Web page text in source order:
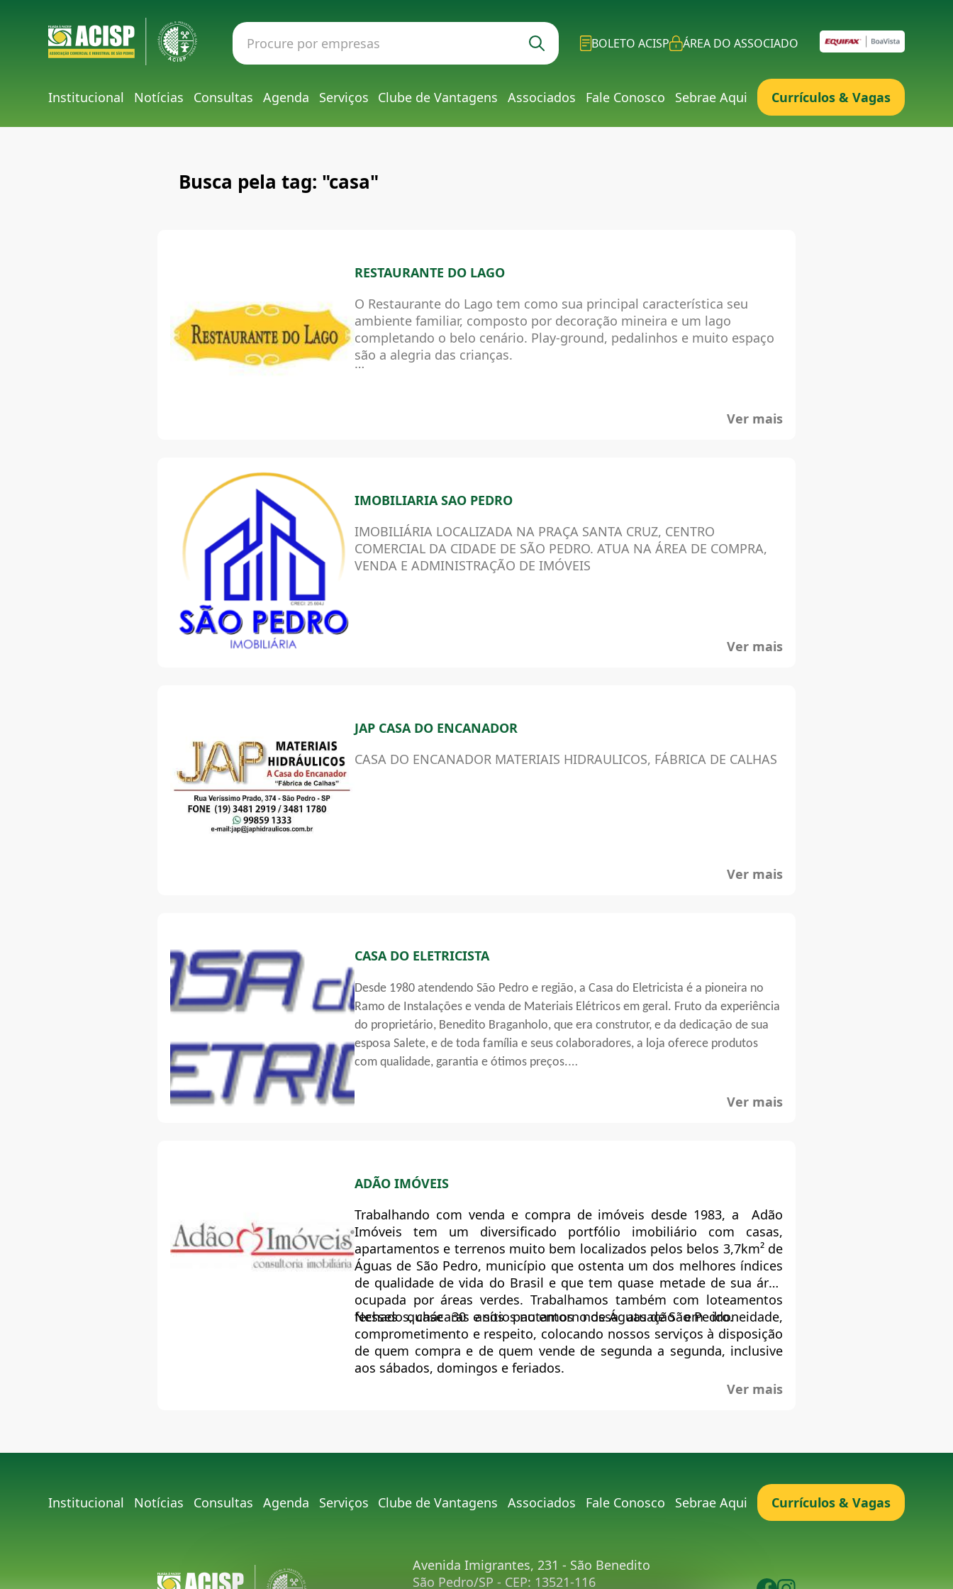
BOLETO ACISP ÁREA DO ASSOCIADO
Institucional Notícias Consultas Agenda Serviços Clube de Vantagens Associados Fale Conosco Sebrae Aqui Currículos & Vagas
Busca pela tag: "casa"
RESTAURANTE DO LAGO
O Restaurante do Lago tem como sua principal característica seu
ambiente familiar, composto por decoração mineira e um lago
completando o belo cenário. Play-ground, pedalinhos e muito espaço
são a alegria das crianças.
parmegiana. Pratos infantis compõem o cardápio. Chopp Brahma e
Ver mais
IMOBILIARIA SAO PEDRO
IMOBILIÁRIA LOCALIZADA NA PRAÇA SANTA CRUZ, CENTRO
COMERCIAL DA CIDADE DE SÃO PEDRO. ATUA NA ÁREA DE COMPRA,
VENDA E ADMINISTRAÇÃO DE IMÓVEIS
Ver mais
JAP CASA DO ENCANADOR
CASA DO ENCANADOR MATERIAIS HIDRAULICOS, FÁBRICA DE CALHAS
Ver mais
CASA DO ELETRICISTA
Desde 1980 atendendo São Pedro e região, a Casa do Eletricista é a pioneira no
Ramo de Instalações e venda de Materiais Elétricos em geral. Fruto da experiência
do proprietário, Benedito Braganholo, que era construtor, e da dedicação de sua
esposa Salete, e de toda família e seus colaboradores, a loja oferece produtos
com qualidade, garantia e ótimos preços.
A Loja é Credenciada Rede-fácil CPFL, onde os clientes podem solicitar 2º Via,
Legrand, Hidraulica J.S, GE, Metalurgica BRUM, Cobrecom Cabos, Lustres
IDEAL,Tramontina , Cemar, Siemens, 3M, Furokawa, Tigre, Canal, Fuganholi, Mar-
Girius, Weg S.A e outras.
Ver mais
ADÃO IMÓVEIS
Trabalhando com venda e compra de imóveis desde 1983, a Adão
Imóveis tem um diversificado portfólio imobiliário com casas,
apartamentos e terrenos muito bem localizados pelos belos 3,7km² de
Águas de São Pedro, município que ostenta um dos melhores índices
de qualidade de vida do Brasil e que tem quase metade de sua área
ocupada por áreas verdes. Trabalhamos também com loteamentos
fechados, chácaras e sítios no entorno de Águas de São Pedro.
Nesses quase 30 anos pautamos nossa atuação em idoneidade,
comprometimento e respeito, colocando nossos serviços à disposição
de quem compra e de quem vende de segunda a segunda, inclusive
aos sábados, domingos e feriados.
Ver mais
Institucional Notícias Consultas Agenda Serviços Clube de Vantagens Associados Fale Conosco Sebrae Aqui Currículos & Vagas
Avenida Imigrantes, 231 - São Benedito
São Pedro/SP - CEP: 13521-116